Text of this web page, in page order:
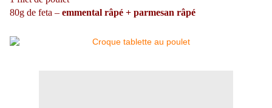
80g de feta – emmental râpé + parmesan râpé